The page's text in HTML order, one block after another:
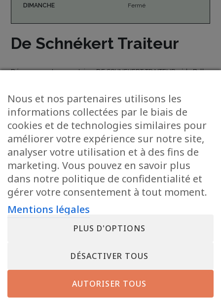
De Schnékert Traiteur
Découvrez notre comptoir « DE SCHNEKERT TRAITEUR» à la Belle
Si vous recherchez un petit casse croûte sucré, un plat salé pendant
votre pause de midi ou bien si vous voulez mettre ensemble votre
menu à déguster tranquillement à la maison avec des invités… tout
DIMANCHE
Fermé
AUTRES ENSEIGNES
Nous et nos partenaires utilisons les
informations collectées par le biais de
cookies et de technologies similaires pour
améliorer votre expérience sur notre site,
analyser votre utilisation et à des fins de
marketing. Vous pouvez en savoir plus
dans notre politique de confidentialité et
gérer votre consentement à tout moment.
Mentions légales
PLUS D'OPTIONS
DÉSACTIVER TOUS
AUTORISER TOUS